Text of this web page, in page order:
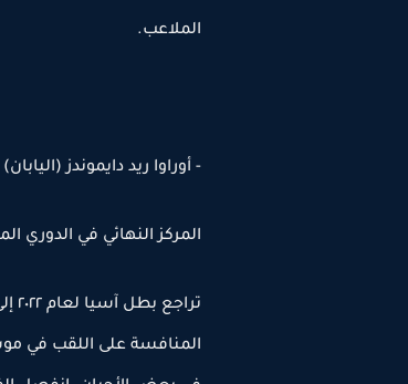
الملاعب.
- أوراوا ريد دايموندز (اليابان)
المركز النهائي في الدوري